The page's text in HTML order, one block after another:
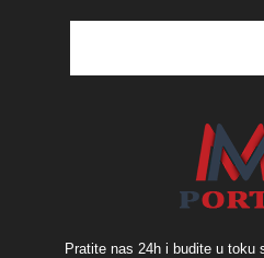
Pratite nas 24h i budite u toku